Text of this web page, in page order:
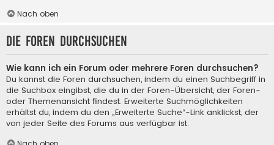
Nach oben
Die Foren durchsuchen
Wie kann ich ein Forum oder mehrere Foren durchsuchen?
Du kannst die Foren durchsuchen, indem du einen Suchbegriff in
die Suchbox eingibst, die du in der Foren-Übersicht, der Foren-
oder Themenansicht findest. Erweiterte Suchmöglichkeiten
erhältst du, indem du den „Erweiterte Suche“-Link anklickst, der
von jeder Seite des Forums aus verfügbar ist.